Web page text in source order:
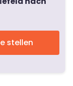
stellen